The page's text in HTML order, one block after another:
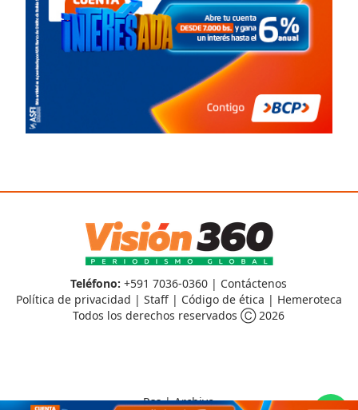
Teléfono: +591 7036-0360 | Contáctenos
Política de privacidad | Staff| Código de ética | Hemeroteca
Todos los derechos reservados Ⓒ 2026
Rss|Archivo